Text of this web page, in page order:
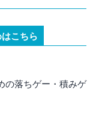
こちら
の落ちゲー・積みゲ